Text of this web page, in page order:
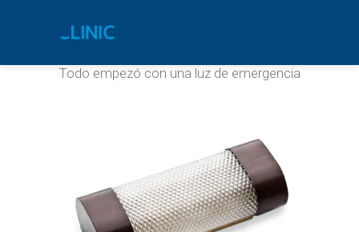
Todo empezó con una luz de emergencia